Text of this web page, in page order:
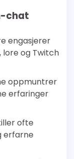
chat
engasjerer
lore og Twitch
oppmuntrer
erfaringer
ofte
erfarne